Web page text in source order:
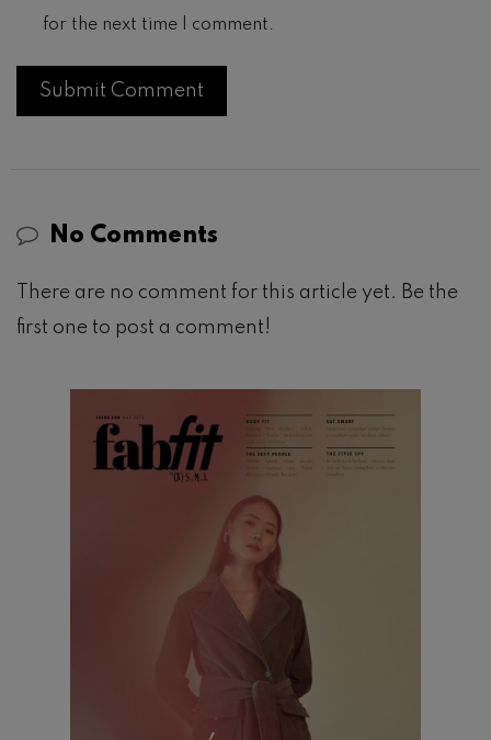
for the next time I comment.
No Comments
There are no comment for this article yet. Be the
first one to post a comment!